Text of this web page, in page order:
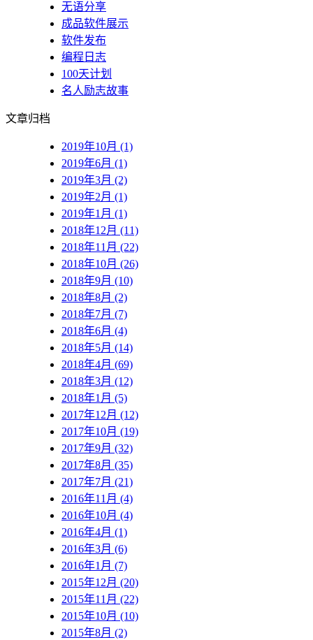
无语分享
成品软件展示
软件发布
编程日志
100天计划
名人励志故事
文章归档
2019年10月 (1)
2019年6月 (1)
2019年3月 (2)
2019年2月 (1)
2019年1月 (1)
2018年12月 (11)
2018年11月 (22)
2018年10月 (26)
2018年9月 (10)
2018年8月 (2)
2018年7月 (7)
2018年6月 (4)
2018年5月 (14)
2018年4月 (69)
2018年3月 (12)
2018年1月 (5)
2017年12月 (12)
2017年10月 (19)
2017年9月 (32)
2017年8月 (35)
2017年7月 (21)
2016年11月 (4)
2016年10月 (4)
2016年4月 (1)
2016年3月 (6)
2016年1月 (7)
2015年12月 (20)
2015年11月 (22)
2015年10月 (10)
2015年8月 (2)